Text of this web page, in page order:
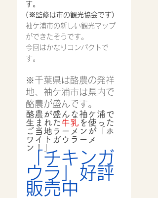
す。
(※監修は市の観光協会です)
袖ケ浦市の新しい観光マップ
ができたそうです。
今回はかなりコンパクトで
す。
※千葉県は酪農の発祥
地、袖ケ浦市は県内で
酪農が盛んです。
酪農が盛んな袖ケ浦で
生まれた牛乳 を使った
ご当地ラーメンが「ホ
ワイトガウラーメ
ン！」
「チキンガ
ウラ」好評
販売中